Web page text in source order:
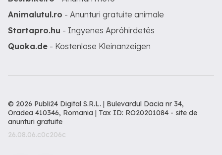
Animalutul.ro - Anunturi gratuite animale
Startapro.hu - Ingyenes Apróhirdetés
Quoka.de - Kostenlose Kleinanzeigen
© 2026 Publi24 Digital S.R.L. | Bulevardul Dacia nr 34,
Oradea 410346, Romania | Tax ID: RO20201084 - site de
anunturi gratuite
26.08.06.c0c206c